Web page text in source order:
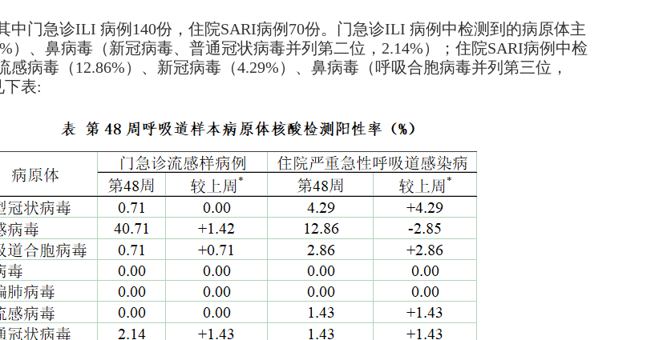
中门急诊ILI 病例140份，住院SARI病例70份。门急诊ILI 病例中检测到的病原体主
）、鼻病毒（新冠病毒、普通冠状病毒并列第二位，2.14%）；住院SARI病例中检
感病毒（12.86%）、新冠病毒（4.29%）、鼻病毒（呼吸合胞病毒并列第三位，
下表: